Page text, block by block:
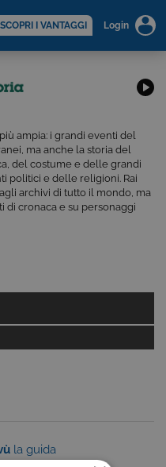
SCOPRI I VANTAGGI Login
ampia: i grandi eventi del
ma anche la storia del
del costume e delle grandi
politici e delle religioni. Rai
archivi di tutto il mondo, ma
di cronaca e su personaggi
la guida